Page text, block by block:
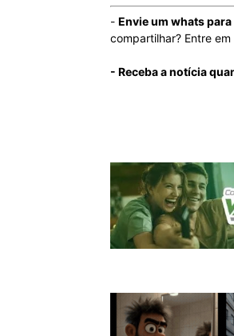
- Envie um whats
compartilhar? Entre
- Receba a notícia